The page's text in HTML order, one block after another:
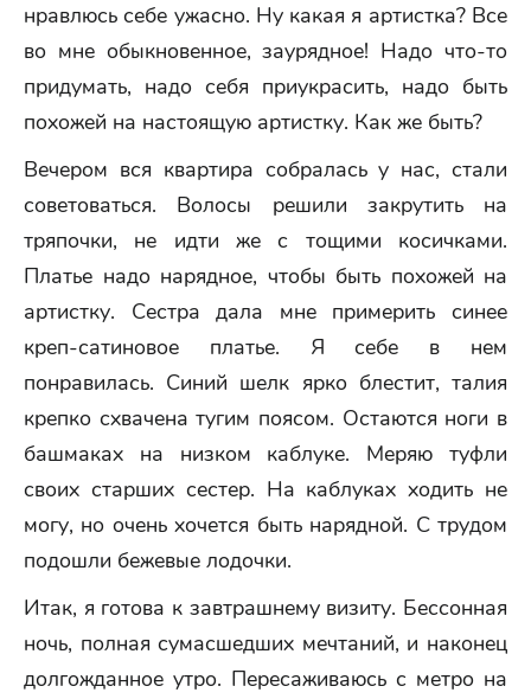
нравлюсь себе ужасно. Ну какая я артистка? Все
во мне обыкновенное, заурядное! Надо что-то
придумать, надо себя приукрасить, надо быть
похожей на настоящую артистку. Как же быть?
Вечером вся квартира собралась у нас, стали
советоваться. Волосы решили закрутить на
тряпочки, не идти же с тощими косичками.
Платье надо нарядное, чтобы быть похожей на
артистку. Сестра дала мне примерить синее
креп-сатиновое платье. Я себе в нем
понравилась. Синий шелк ярко блестит, талия
крепко схвачена тугим поясом. Остаются ноги в
башмаках на низком каблуке. Меряю туфли
своих старших сестер. На каблуках ходить не
могу, но очень хочется быть нарядной. С трудом
подошли бежевые лодочки.
Итак, я готова к завтрашнему визиту. Бессонная
ночь, полная сумасшедших мечтаний, и наконец
долгожданное утро. Пересаживаюсь с метро на